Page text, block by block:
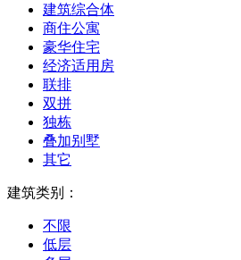
建筑综合体
商住公寓
豪华住宅
经济适用房
联排
双拼
独栋
叠加别墅
其它
建筑类别：
不限
低层